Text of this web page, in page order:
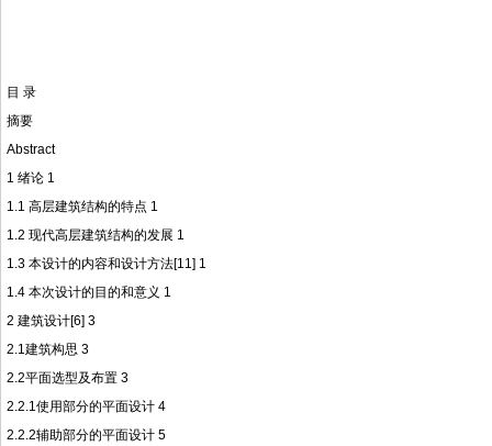
目 录
摘要
Abstract
1 绪论 1
1.1 高层建筑结构的特点 1
1.2 现代高层建筑结构的发展 1
1.3 本设计的内容和设计方法[11] 1
1.4 本次设计的目的和意义 1
2 建筑设计[6] 3
2.1建筑构思 3
2.2平面选型及布置 3
2.2.1使用部分的平面设计 4
2.2.2辅助部分的平面设计 5